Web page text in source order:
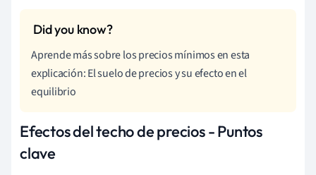
Aprende más sobre los precios mínimos en esta
explicación: El suelo de precios y su efecto en el
equilibrio
Efectos del techo de precios - Puntos
clave